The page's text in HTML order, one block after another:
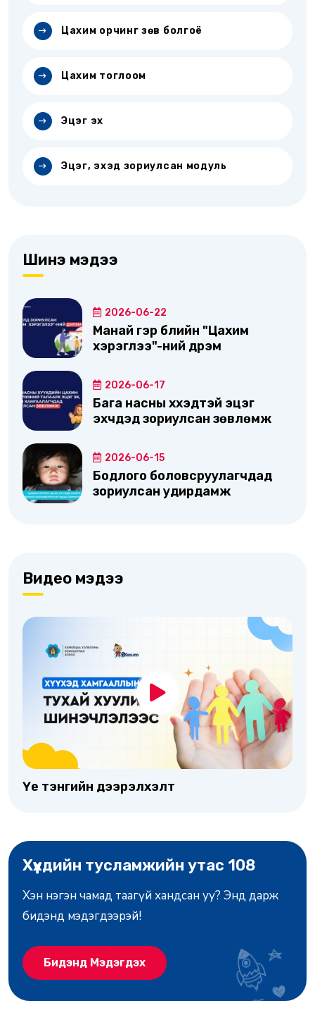
Цахим орчинг зөв болгоё
Цахим тоглоом
Эцэг эх
Эцэг, эхэд зориулсан модуль
Шинэ мэдээ
2026-06-22
Манай гэр бүлийн "Цахим
хэрэглээ"-ний дүрэм
2026-06-17
Бага насны хүүхэдтэй эцэг
эхчүүдэд зориулсан зөвлөмж
2026-06-15
Бодлого боловсруулагчдад
зориулсан удирдамж
Видео мэдээ
Үе тэнгийн дээрэлхэлт
Хүүхдийн тусламжийн утас 108
Хэн нэгэн чамад таагүй хандсан уу? Энд дарж
бидэнд мэдэгдээрэй!
Бидэнд Мэдэгдэх